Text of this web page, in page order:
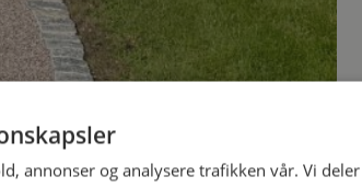
annonser og analysere trafikken vår. Vi deler